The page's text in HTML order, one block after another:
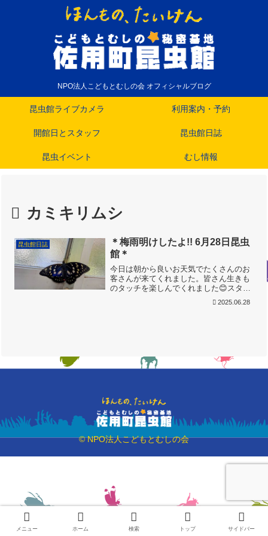
NPO法人こどもとむしの会 オフィシャルブログ
昆虫館ライブカメラ 利用案内・予約
開館日とスタッフ 昆虫館日誌
昆虫イベント むし情報
カミキリムシ
昆虫館日誌
＊梅雨明けしたよ!! 6月28日昆虫
館＊
今日は朝から良いお天気でたくさんのお
客さんが来てくれました。皆さん生きも
のタッチを楽しんでくれました😊スタッ
っていました。館内に展示していた蛹か
2025.06.28
© NPO法人こどもとむしの会
メニュー ホーム 検索 トップ サイドバー